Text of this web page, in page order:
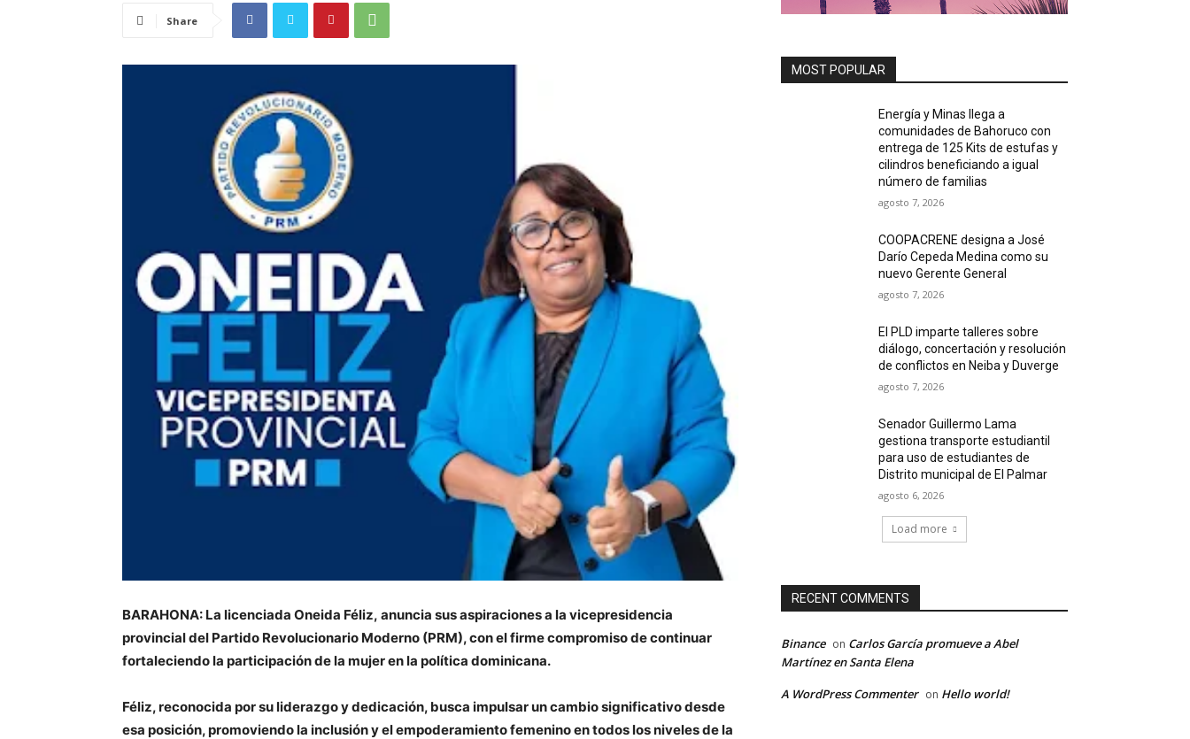
Share
BARAHONA: La licenciada Oneida Féliz, anuncia sus aspiraciones a la vicepresidencia
provincial del Partido Revolucionario Moderno (PRM), con el firme compromiso de continuar
fortaleciendo la participación de la mujer en la política dominicana.
Féliz, reconocida por su liderazgo y dedicación, busca impulsar un cambio significativo desde
esa posición, promoviendo la inclusión y el empoderamiento femenino en todos los niveles de la
MOST POPULAR
Energía y Minas llega a
comunidades de Bahoruco con
entrega de 125 Kits de estufas y
cilindros beneficiando a igual
número de familias
agosto 7, 2026
COOPACRENE designa a José
Darío Cepeda Medina como su
nuevo Gerente General
agosto 7, 2026
El PLD imparte talleres sobre
diálogo, concertación y resolución
de conflictos en Neiba y Duverge
agosto 7, 2026
Senador Guillermo Lama
gestiona transporte estudiantil
para uso de estudiantes de
Distrito municipal de El Palmar
agosto 6, 2026
Load more
RECENT COMMENTS
Binance on Carlos García promueve a Abel
Martínez en Santa Elena
A WordPress Commenter on Hello world!